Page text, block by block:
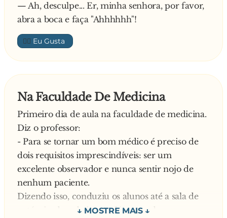
— Ah, desculpe... Er, minha senhora, por favor,
abra a boca e faça "Ahhhhhh"!
👍🏼
Na Faculdade De Medicina
Primeiro dia de aula na faculdade de medicina.
Diz o professor:
- Para se tornar um bom médico é preciso de
dois requisitos imprescindíveis: ser um
excelente observador e nunca sentir nojo de
nenhum paciente.
Dizendo isso, conduziu os alunos até a sala de
autópsia, descobriu o cadáver nu de um